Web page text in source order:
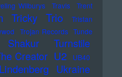
Wilburys Travis
Trent
Tricky Trio
Tristan
Trojan Records Tunde
Shakur Turnstile
Creator U2
UB40
Ukraine